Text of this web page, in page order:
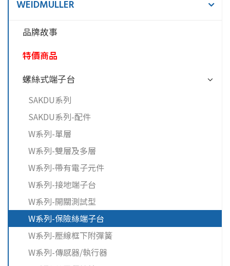
WEIDMULLER
品牌故事
特價商品
螺絲式端子台
SAKDU系列
SAKDU系列-配件
W系列-單層
W系列-雙層及多層
W系列-帶有電子元件
W系列-接地端子台
W系列-開關測試型
W系列-保險絲端子台
W系列-壓線框下附彈簧
W系列-傳感器/執行器